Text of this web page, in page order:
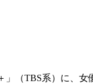
」（TBS系）に、